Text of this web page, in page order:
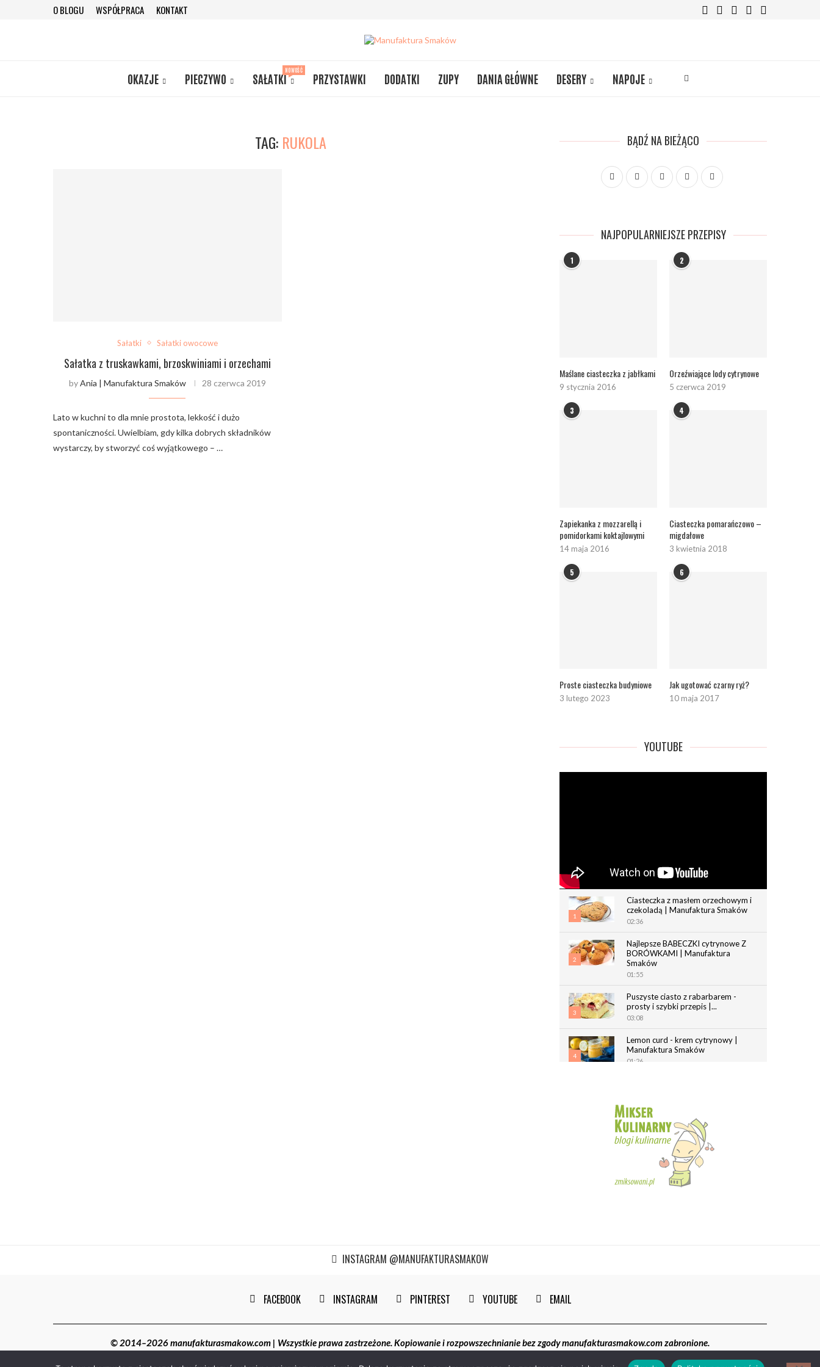
O BLOGU WSPÓŁPRACA KONTAKT
OKAZJE PIECZYWO SAŁATKI
NOWOŚĆ
PRZYSTAWKI DODATKI ZUPY DANIA GŁÓWNE DESERY NAPOJE
TAG: RUKOLA
Sałatki Sałatki owocowe
Sałatka z truskawkami, brzoskwiniami i orzechami
byAnia | Manufaktura Smaków 28 czerwca 2019
Lato w kuchni to dla mnie prostota, lekkość i dużo
spontaniczności. Uwielbiam, gdy kilka dobrych składników
wystarczy, by stworzyć coś wyjątkowego – …
BĄDŹ NA BIEŻĄCO
NAJPOPULARNIEJSZE PRZEPISY
1
Maślane ciasteczka z jabłkami
9 stycznia 2016
2
Orzeźwiające lody cytrynowe
5 czerwca 2019
3
Zapiekanka z mozzarellą i
pomidorkami koktajlowymi
14 maja 2016
4
Ciasteczka pomarańczowo –
migdałowe
3 kwietnia 2018
5
Proste ciasteczka budyniowe
3 lutego 2023
6
Jak ugotować czarny ryż?
10 maja 2017
YOUTUBE
1
Ciasteczka z masłem orzechowym i
czekoladą | Manufaktura Smaków
02:36
2
Najlepsze BABECZKI cytrynowe Z
BORÓWKAMI | Manufaktura
Smaków
01:55
3
Puszyste ciasto z rabarbarem -
prosty i szybki przepis |...
03:08
4
Lemon curd - krem cytrynowy |
Manufaktura Smaków
01:26
Magdalenki | Manufaktura Smaków
01:40
INSTAGRAM @MANUFAKTURASMAKOW
FACEBOOK INSTAGRAM PINTEREST YOUTUBE EMAIL
© 2014–2026 manufakturasmakow.com | Wszystkie prawa zastrzeżone. Kopiowanie i rozpowszechnianie bez zgody manufakturasmakow.com zabronione.